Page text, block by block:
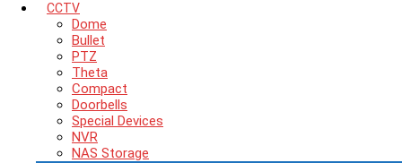
CCTV
Dome
Bullet
PTZ
Theta
Compact
Doorbells
Special Devices
NVR
NAS Storage